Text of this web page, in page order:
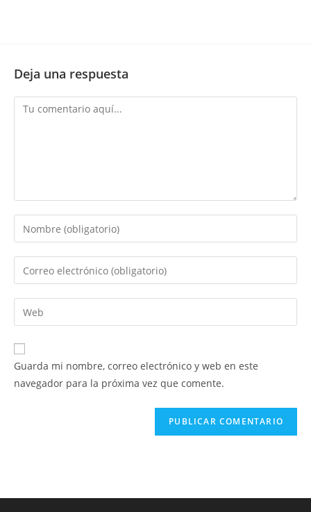
Deja una respuesta
Comentario
Introduce
tu
nombre
de
usuario
para
comentar
Introduce
tu
dirección
de
electrónico
para
comentar
Introduce
la
URL
de
Guarda mi nombre, correo electrónico y web en este
navegador para la próxima vez que comente.